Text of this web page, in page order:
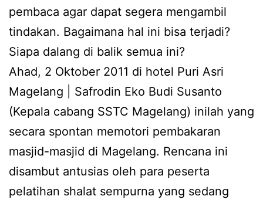
pembaca agar dapat segera mengambil
tindakan. Bagaimana hal ini bisa terjadi?
Siapa dalang di balik semua ini?
Ahad, 2 Oktober 2011 di hotel Puri Asri
Magelang | Safrodin Eko Budi Susanto
(Kepala cabang SSTC Magelang) inilah yang
secara spontan memotori pembakaran
masjid-masjid di Magelang. Rencana ini
disambut antusias oleh para peserta
pelatihan shalat sempurna yang sedang